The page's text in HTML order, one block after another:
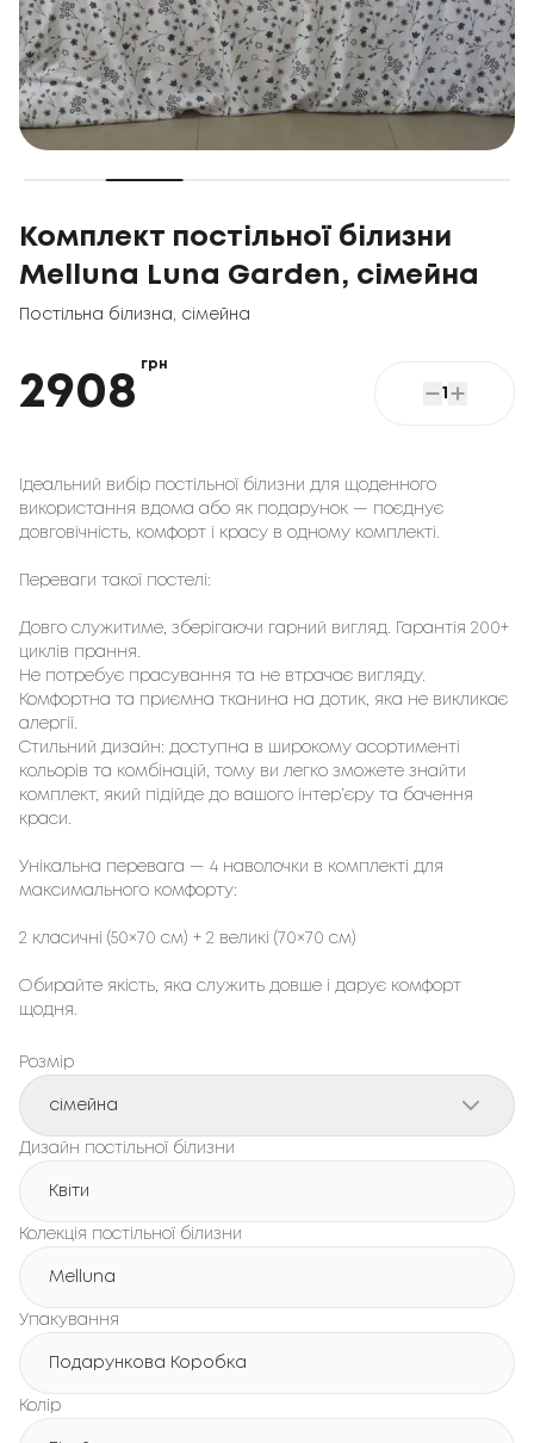
Комплект постільної білизни
Melluna Luna Garden, сімейна
Постільна білизна сімейна
2908
грн
1
Ідеальний вибір постільної білизни для щоденного
використання вдома або як подарунок — поєднує
довговічність, комфорт і красу в одному комплекті.
Переваги такої постелі:
Довго служитиме, зберігаючи гарний вигляд. Гарантія 200+
циклів прання.
Не потребує прасування та не втрачає вигляду.
Комфортна та приємна тканина на дотик, яка не викликає
алергії.
Стильний дизайн: доступна в широкому асортименті
кольорів та комбінацій, тому ви легко зможете знайти
комплект, який підійде до вашого інтер’єру та бачення
краси.
Унікальна перевага — 4 наволочки в комплекті для
максимального комфорту:
2 класичні (50×70 см) + 2 великі (70×70 см)
Обирайте якість, яка служить довше і дарує комфорт
щодня.
Розмір
сімейна
Дизайн постільної білизни
Квіти
Колекція постільної білизни
Melluna
Упакування
Подарункова Коробка
Колір